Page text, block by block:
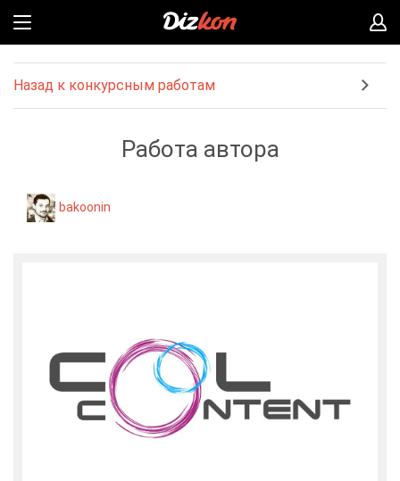
Назад к конкурсным работам
Работа автора
bakoonin